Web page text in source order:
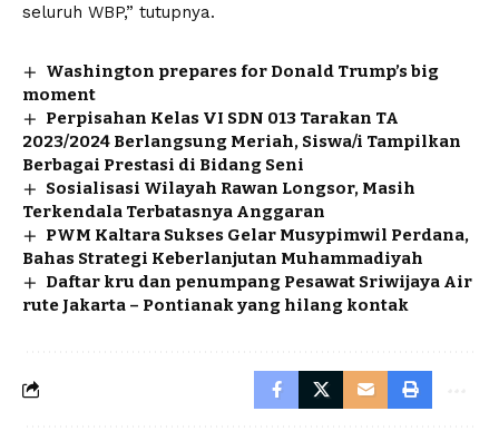
seluruh WBP,” tutupnya.
Washington prepares for Donald Trump’s big
moment
Perpisahan Kelas VI SDN 013 Tarakan TA
2023/2024 Berlangsung Meriah, Siswa/i Tampilkan
Berbagai Prestasi di Bidang Seni
Sosialisasi Wilayah Rawan Longsor, Masih
Terkendala Terbatasnya Anggaran
PWM Kaltara Sukses Gelar Musypimwil Perdana,
Bahas Strategi Keberlanjutan Muhammadiyah
Daftar kru dan penumpang Pesawat Sriwijaya Air
rute Jakarta – Pontianak yang hilang kontak